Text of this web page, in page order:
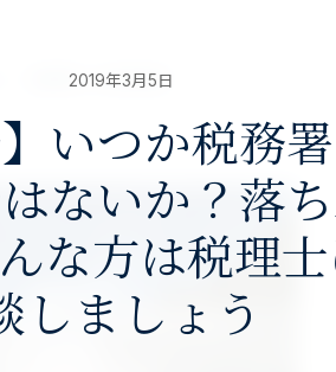
・税理士事務所
2019年3月5日
】いつか税務
ないか？落
な方は税理
しましょう